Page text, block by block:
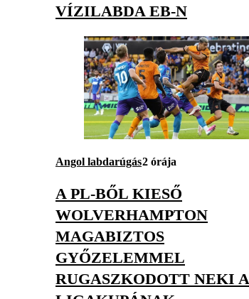
VÍZILABDA EB-N
Angol labdarúgás2 órája
A PL-BŐL KIESŐ
WOLVERHAMPTON
MAGABIZTOS
GYŐZELEMMEL
RUGASZKODOTT NEKI A